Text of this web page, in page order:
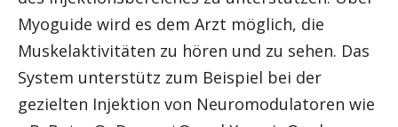
Myoguide wird es dem Arzt möglich, die
Muskelaktivitäten zu hören und zu sehen. Das
System unterstütz zum Beispiel bei der
gezielten Injektion von Neuromodulatoren wie